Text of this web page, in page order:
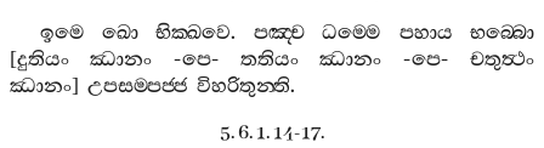
ඉමෙ
ඛො භික‍්ඛවෙ. පඤ‍්ච ධම‍්මෙ පහාය
භබ‍්බො
[දුතියං ඣානං -පෙ-තතියං ඣානං -පෙ-චතුත්‍ථං
ඣානං] උපසම‍්පජ‍්ජ විහරිතුන‍්ති.
5. 6. 1. 14-17.